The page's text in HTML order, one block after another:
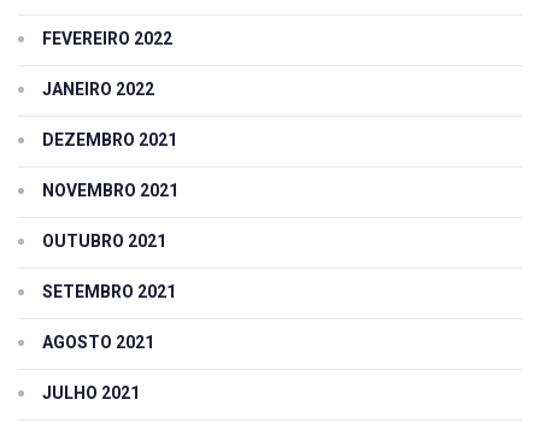
FEVEREIRO 2022
JANEIRO 2022
DEZEMBRO 2021
NOVEMBRO 2021
OUTUBRO 2021
SETEMBRO 2021
AGOSTO 2021
JULHO 2021